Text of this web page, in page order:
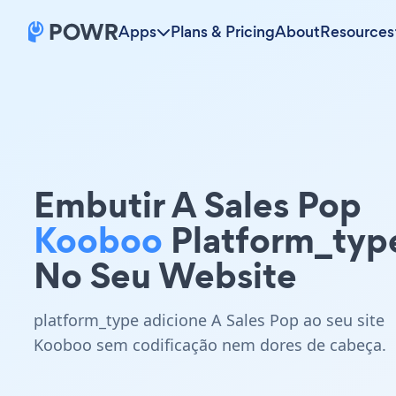
Apps Plans & PricingAboutResources
Embutir A Sales Pop
Kooboo
No Seu Website
platform_type adicione A Sales Pop ao seu site
Kooboo sem codificação nem dores de cabeça.